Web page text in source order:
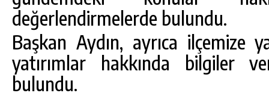
değerlendirmelerde bulundu.
Başkan Aydın, ayrıca ilçemize
yatırımlar hakkında bilgiler
bulundu.
GÜNLÜK HABER AKIŞI
GÖKSUN HAFIZLIK KIZ KUR’AN KURSU
ÖĞRENCILERINE DARENDE GEZISI.